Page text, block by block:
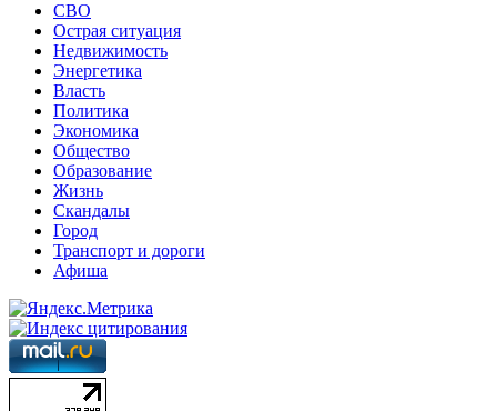
СВО
Острая ситуация
Недвижимость
Энергетика
Власть
Политика
Экономика
Общество
Образование
Жизнь
Скандалы
Город
Транспорт и дороги
Афиша